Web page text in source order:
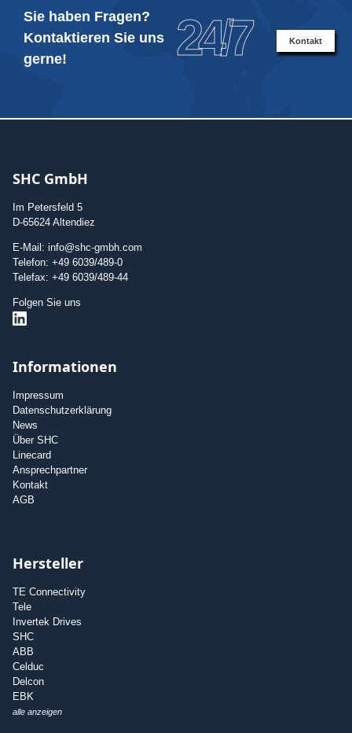
Sie haben Fragen?
Kontaktieren Sie uns
gerne!
24/7 Kontakt
SHC GmbH
Im Petersfeld 5
D-65624 Altendiez
E-Mail: info@shc-gmbh.com
Telefon: +49 6039/489-0
Telefax: +49 6039/489-44
Folgen Sie uns
Informationen
Impressum
Datenschutzerklärung
News
Über SHC
Linecard
Ansprechpartner
Kontakt
AGB
Hersteller
TE Connectivity
Tele
Invertek Drives
SHC
ABB
Celduc
Delcon
EBK
alle anzeigen